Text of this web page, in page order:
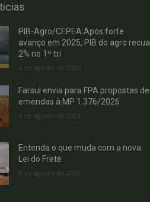
PIB-Agro/CEPEA:Após forte
avanço em 2025, PIB do agro recua
2% no 1º tri
6 de agosto de 2026
Farsul envia para FPA propostas de
emendas à MP 1.376/2026
6 de agosto de 2026
Entenda o que muda com a nova
Lei do Frete
6 de agosto de 2026